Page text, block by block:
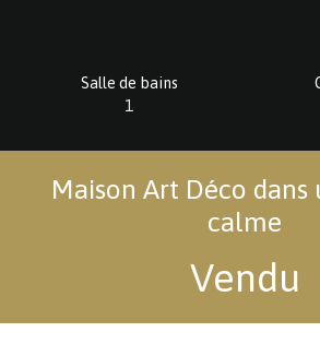
Salle de bains
1
Maison Art Déco dans
calme
Vendu